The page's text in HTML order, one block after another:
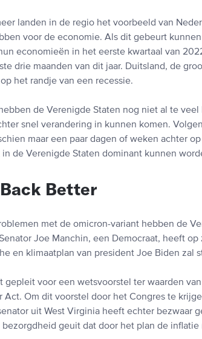
landen in de regio het voorbeeld van
voor de economie. Als dit gebeurt
economieën in het eerste kwartaal van
drie maanden van dit jaar. Duitsland, de
het randje van een recessie.
hebben de Verenigde Staten nog niet al te
snel verandering in kunnen komen.
maar een paar dagen of weken achter
in de Verenigde Staten dominant kunnen
Better
met de omicron-variant hebben de
Joe Manchin, een Democraat, heeft
en klimaatplan van president Joe Biden zal
gepleit voor een wetsvoorstel ter waarden
Act. Om dit voorstel door het Congres te
uit West Virginia heeft echter bezwaar
geuit dat door het plan de